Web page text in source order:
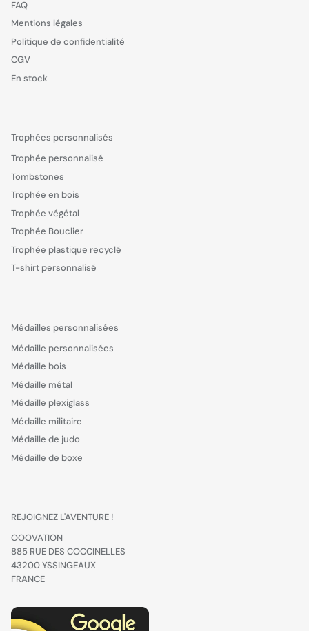
FAQ
Mentions légales
Politique de confidentialité
CGV
En stock
Trophées personnalisés
Trophée personnalisé
Tombstones
Trophée en bois
Trophée végétal
Trophée Bouclier
Trophée plastique recyclé
T-shirt personnalisé
Médailles personnalisées
Médaille personnalisées
Médaille bois
Médaille métal
Médaille plexiglass
Médaille militaire
Médaille de judo
Médaille de boxe
REJOIGNEZ L'AVENTURE !
OOOVATION
885 RUE DES COCCINELLES
43200 YSSINGEAUX
FRANCE